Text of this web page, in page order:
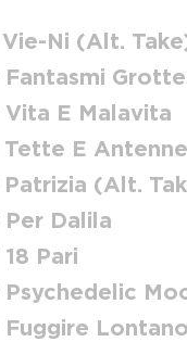
Vie-Ni (Alt.
Fantasmi
Vita E Malavita
Tette E
Patrizia (Alt.
Per Dalila
18 Pari
Psychedelic
Fuggire